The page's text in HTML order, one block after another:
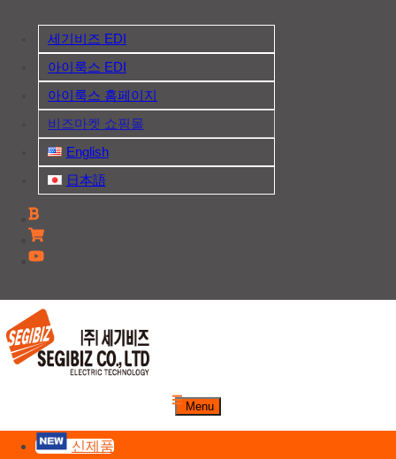
content
세기비즈 EDI
아이룩스 EDI
아이룩스 홈페이지
비즈마켓 쇼핑몰
English
日本語
주식회사 세기비즈
산업자재, 신호기기 생산전문 업체
Menu
신제품